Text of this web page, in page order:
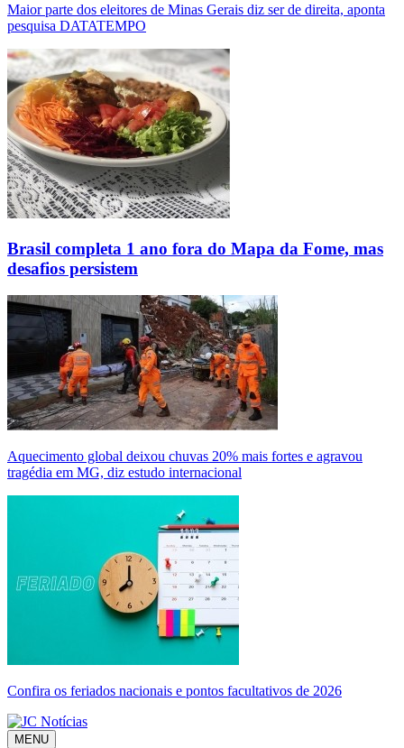
Maior parte dos eleitores de Minas Gerais diz ser de direita, aponta
pesquisa DATATEMPO
Brasil completa 1 ano fora do Mapa da Fome, mas
desafios persistem
Aquecimento global deixou chuvas 20% mais fortes e agravou
tragédia em MG, diz estudo internacional
Confira os feriados nacionais e pontos facultativos de 2026
MENU